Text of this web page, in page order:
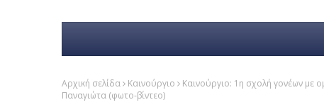
Αρχική σελίδα Καινούργιο
Καινούργιο: 1η σχολή γονέων με
Παναγιώτα (φωτο-βίντεο)